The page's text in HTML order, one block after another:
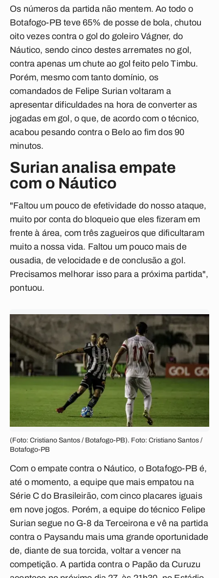
Os números da partida não mentem. Ao todo o
Botafogo-PB teve 65% de posse de bola, chutou
oito vezes contra o gol do goleiro Vágner, do
Náutico, sendo cinco destes arremates no gol,
contra apenas um chute ao gol feito pelo Timbu.
Porém, mesmo com tanto domínio, os
comandados de Felipe Surian voltaram a
apresentar dificuldades na hora de converter as
jogadas em gol, o que, de acordo com o técnico,
acabou pesando contra o Belo ao fim dos 90
minutos.
Surian analisa empate
com o Náutico
"Faltou um pouco de efetividade do nosso ataque,
muito por conta do bloqueio que eles fizeram em
frente à área, com três zagueiros que dificultaram
muito a nossa vida. Faltou um pouco mais de
ousadia, de velocidade e de conclusão a gol.
Precisamos melhorar isso para a próxima partida",
pontuou.
(Foto: Cristiano Santos / Botafogo-PB). Foto: Cristiano Santos /
Botafogo-PB
Com o empate contra o Náutico, o Botafogo-PB é,
até o momento, a equipe que mais empatou na
Série C do Brasileirão, com cinco placares iguais
em nove jogos. Porém, a equipe do técnico Felipe
Surian segue no G-8 da Terceirona e vê na partida
contra o Paysandu mais uma grande oportunidade
de, diante de sua torcida, voltar a vencer na
competição. A partida contra o Papão da Curuzu